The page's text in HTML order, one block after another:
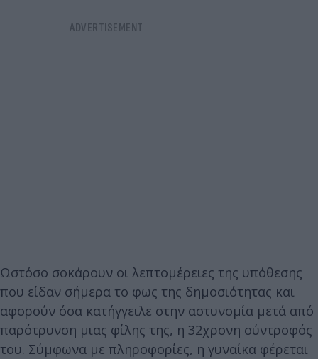
Ωστόσο σοκάρουν οι λεπτομέρειες της υπόθεσης
που είδαν σήμερα το φως της δημοσιότητας και
αφορούν όσα κατήγγειλε στην αστυνομία μετά από
παρότρυνση μιας φίλης της, η 32χρονη σύντροφός
του. Σύμφωνα με πληροφορίες, η γυναίκα φέρεται